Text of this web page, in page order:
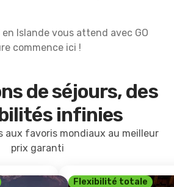
Islande vous attend avec GO
commence ici !
de séjours, des
infinies
aux favoris mondiaux au meilleur
prix garanti
Flexibilité totale